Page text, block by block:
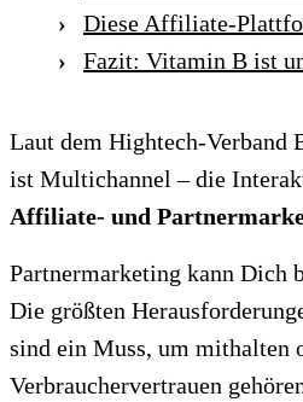
Diese Affiliate-
Fazit: Vitamin B ist
Laut dem Hightech-Verband
ist Multichannel – die
Affiliate- und
Partnermarketing kann Dich
Die größten
sind ein Muss, um mithalten
Verbrauchervertrauen